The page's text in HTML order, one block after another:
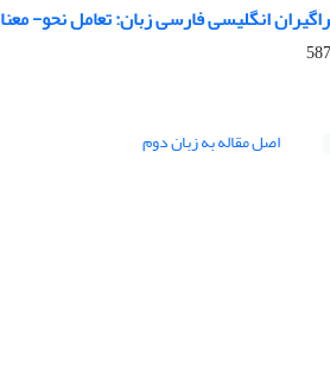
انگلیسی فارسی ‌‌زبان: تعامل نحو- معنا
اصل مقاله به زبان دوم